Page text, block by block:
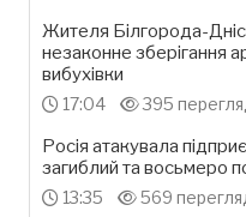
Жителя Білгорода-
незаконне зберігання
вибухівки
17:04 395
Росія атакувала
загиблий та восьмеро
13:35 569